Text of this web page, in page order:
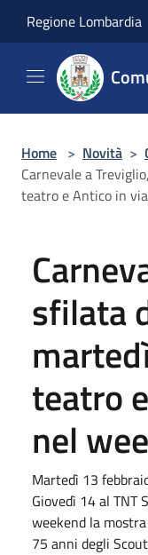
Regione Lombardia
Home > Novità >
Carnevale a
teatro e Antico in
sfilata
teatro
nel
Martedì 13
Giovedì 14 al TNT
weekend la
75 anni degli